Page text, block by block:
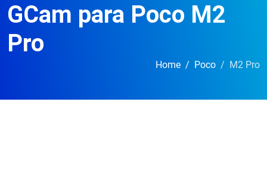
GCam para Poco M2
Pro
Home Poco M2 Pro